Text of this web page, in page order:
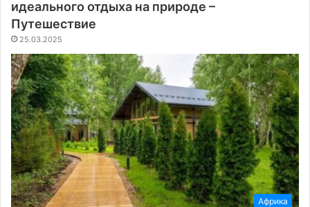
идеального отдыха на природе –
Путешествие
25.03.2025
Африка